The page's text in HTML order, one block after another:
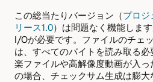
この総当たりバージョン（プロジ
リース1.0）は問題なく機能しま
I/Oが必要です。ファイルのチェ
は、すべてのバイトを読み取る
楽ファイルや高解像度動画が入っ
の場合、チェックサム生成は膨大